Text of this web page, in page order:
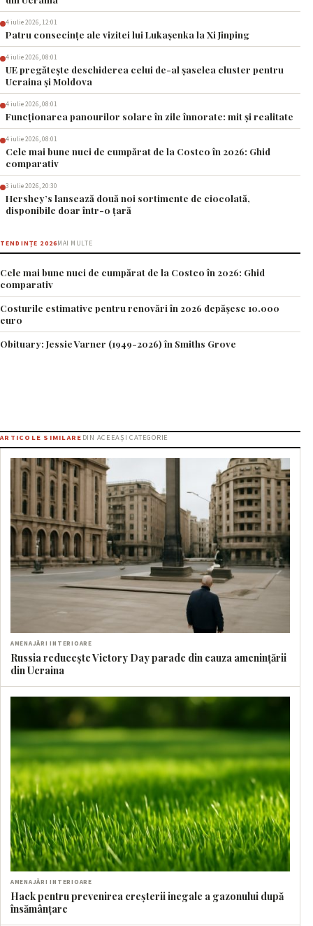
4 iulie 2026, 12:01
Patru consecințe ale vizitei lui Lukașenka la Xi Jinping
4 iulie 2026, 08:01
UE pregătește deschiderea celui de-al șaselea cluster pentru
Ucraina și Moldova
4 iulie 2026, 08:01
Funcționarea panourilor solare în zile înnorate: mit și realitate
4 iulie 2026, 08:01
Cele mai bune nuci de cumpărat de la Costco în 2026: Ghid
comparativ
3 iulie 2026, 20:30
Hershey’s lansează două noi sortimente de ciocolată,
disponibile doar într-o țară
TENDINȚE 2026MAI MULTE
Cele mai bune nuci de cumpărat de la Costco în 2026: Ghid
comparativ
Costurile estimative pentru renovări în 2026 depășesc 10.000
euro
Obituary: Jessie Varner (1949-2026) în Smiths Grove
ARTICOLE SIMILARE DIN ACEEAȘI CATEGORIE
AMENAJĂRI INTERIOARE
Russia reducește Victory Day parade din cauza amenințării
din Ucraina
AMENAJĂRI INTERIOARE
Hack pentru prevenirea creșterii inegale a gazonului după
însămânțare